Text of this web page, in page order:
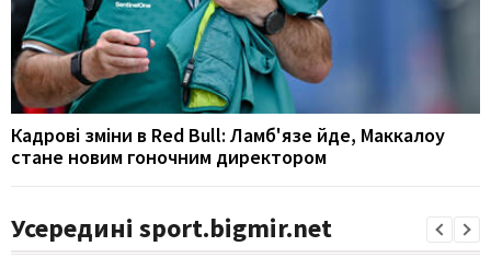
Кадрові зміни в Red Bull: Ламб'язе йде, Маккалоу
стане новим гоночним директором
Усередині sport.bigmir.net